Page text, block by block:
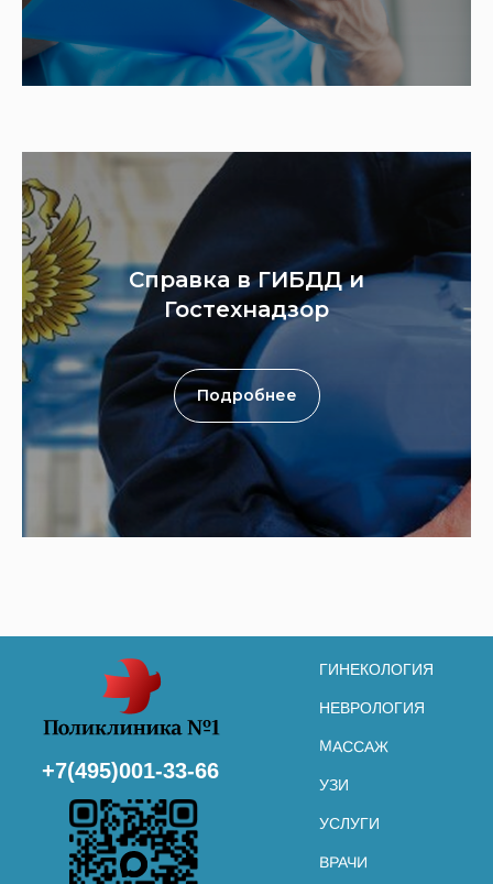
Справка в ГИБДД и
Гостехнадзор
Подробнее